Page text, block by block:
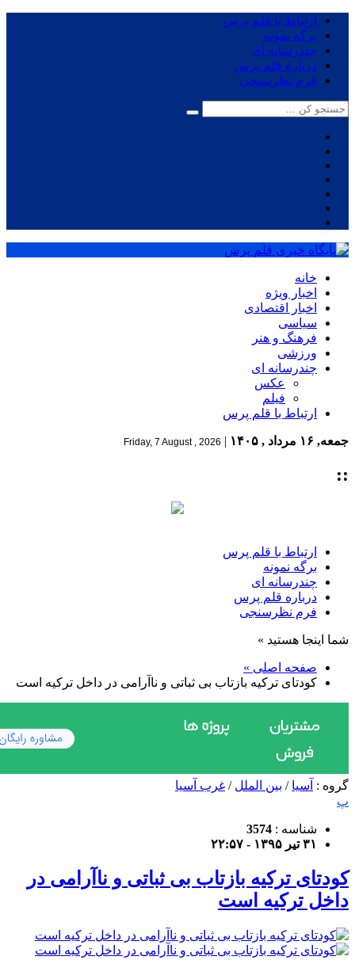
ارتباط با قلم پرس
برگه نمونه
چندرسانه ای
درباره قلم پرس
فرم نظرسنجی
خانه
اخبار ویژه
اخبار اقتصادی
سیاسی
فرهنگ و هنر
ورزشی
چندرسانه ای
عکس
فیلم
ارتباط با قلم پرس
جمعه, ۱۶ مرداد , ۱۴۰۵ |
Friday, 7 August , 2026
::
ارتباط با قلم پرس
برگه نمونه
چندرسانه ای
درباره قلم پرس
فرم نظرسنجی
شما اینجا هستید »
صفحه اصلی »
کودتای ترکیه بازتاب بی ثباتی و ناآرامی در داخل ترکیه است
گروه : آسیا / بین الملل / غرب آسیا
پ
شناسه : 3574
۳۱ تیر ۱۳۹۵ - ۲۲:۵۷
کودتای ترکیه بازتاب بی ثباتی و ناآرامی در
داخل ترکیه است